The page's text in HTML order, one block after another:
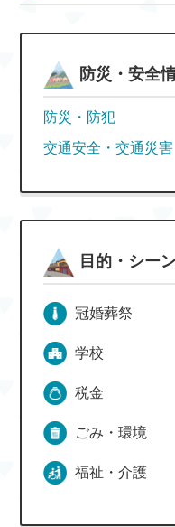
防災・安全
防災・防犯
交通安全・交通災害
目的・シー
冠婚葬祭
学校
税金
ごみ・環境
福祉・介護